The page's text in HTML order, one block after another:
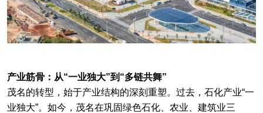
产业筋骨：从“一业独大”到“多链共舞”
茂名的转型，始于产业结构的深刻重塑。过去，石化产业“一
业独大”。如今，茂名在巩固绿色石化、农业、建筑业三